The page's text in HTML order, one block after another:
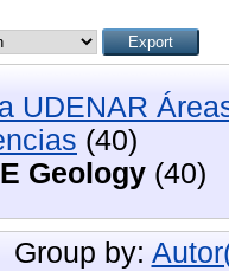
UDENAR
(40)
Geology (40)
Group by: